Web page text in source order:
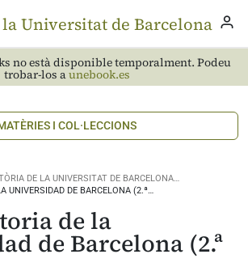
no està disponible temporalment. Podeu
trobar-los aunebook.es
I COL·LECCIONS
DE LA UNIVERSITAT DE BARCELONA…
UNIVERSIDAD DE BARCELONA (2.ª…
de la
de Barcelona (2.ª